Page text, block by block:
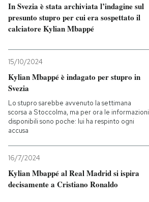
In Svezia è stata archiviata l’indagine sul
presunto stupro per cui era sospettato il
calciatore Kylian Mbappé
15/10/2024
Kylian Mbappé è indagato per stupro in
Svezia
Lo stupro sarebbe avvenuto la settimana
scorsa a Stoccolma, ma per ora le informazioni
disponibili sono poche: lui ha respinto ogni
accusa
16/7/2024
Kylian Mbappé al Real Madrid si ispira
decisamente a Cristiano Ronaldo